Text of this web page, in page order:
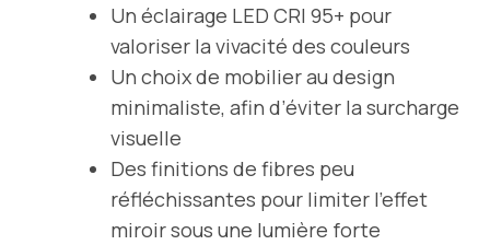
Un éclairage LED CRI 95+ pour
valoriser la vivacité des couleurs
Un choix de mobilier au design
minimaliste, afin d’éviter la surcharge
visuelle
Des finitions de fibres peu
réfléchissantes pour limiter l’effet
miroir sous une lumière forte